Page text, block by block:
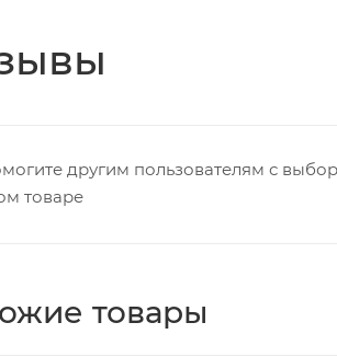
другим пользователям с
товаре
товары